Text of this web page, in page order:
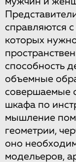
справляются
которых
способность
объемные
совершаемые
шкафа по
мышление
геометрии,
оно
модельеров,